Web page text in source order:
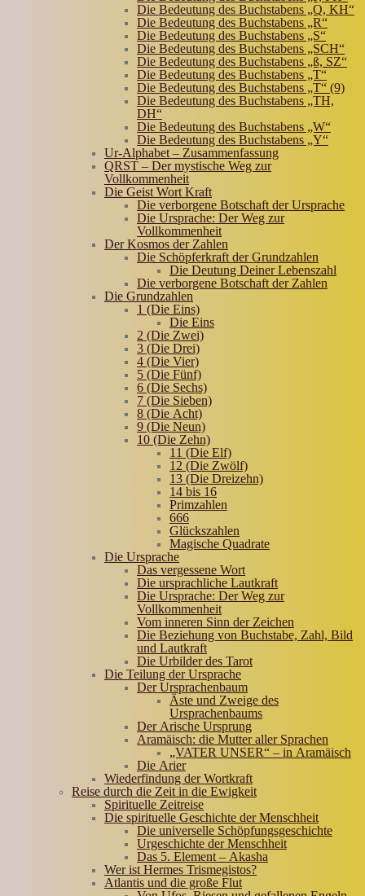
Die Bedeutung des Buchstabens „Q, KH“
Die Bedeutung des Buchstabens „R“
Die Bedeutung des Buchstabens „S“
Die Bedeutung des Buchstabens „SCH“
Die Bedeutung des Buchstabens „ß, SZ“
Die Bedeutung des Buchstabens „T“
Die Bedeutung des Buchstabens „T“ (9)
Die Bedeutung des Buchstabens „TH,
DH“
Die Bedeutung des Buchstabens „W“
Die Bedeutung des Buchstabens „Y“
Ur-Alphabet – Zusammenfassung
QRST – Der mystische Weg zur
Vollkommenheit
Die Geist Wort Kraft
Die verborgene Botschaft der Ursprache
Die Ursprache: Der Weg zur
Vollkommenheit
Der Kosmos der Zahlen
Die Schöpferkraft der Grundzahlen
Die Deutung Deiner Lebenszahl
Die verborgene Botschaft der Zahlen
Die Grundzahlen
1 (Die Eins)
Die Eins
2 (Die Zwei)
3 (Die Drei)
4 (Die Vier)
5 (Die Fünf)
6 (Die Sechs)
7 (Die Sieben)
8 (Die Acht)
9 (Die Neun)
10 (Die Zehn)
11 (Die Elf)
12 (Die Zwölf)
13 (Die Dreizehn)
14 bis 16
Primzahlen
666
Glückszahlen
Magische Quadrate
Die Ursprache
Das vergessene Wort
Die ursprachliche Lautkraft
Die Ursprache: Der Weg zur
Vollkommenheit
Vom inneren Sinn der Zeichen
Die Beziehung von Buchstabe, Zahl, Bild
und Lautkraft
Die Urbilder des Tarot
Die Teilung der Ursprache
Der Ursprachenbaum
Äste und Zweige des
Ursprachenbaums
Der Arische Ursprung
Aramäisch: die Mutter aller Sprachen
„VATER UNSER“ – in Aramäisch
Die Arier
Wiederfindung der Wortkraft
Reise durch die Zeit in die Ewigkeit
Spirituelle Zeitreise
Die spirituelle Geschichte der Menschheit
Die universelle Schöpfungsgeschichte
Urgeschichte der Menschheit
Das 5. Element – Akasha
Wer ist Hermes Trismegistos?
Atlantis und die große Flut